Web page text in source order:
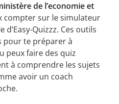
de l’economie et
compter sur le simulateur
d’Easy-Quizzz. Ces outils
pour te préparer à
peux faire des quiz
à comprendre les sujets
avoir un coach